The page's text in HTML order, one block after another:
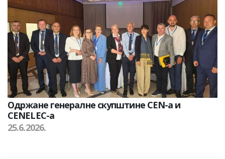
Одржане генералне скупштине CEN-а и
CENELEC-а
25.6.2026.